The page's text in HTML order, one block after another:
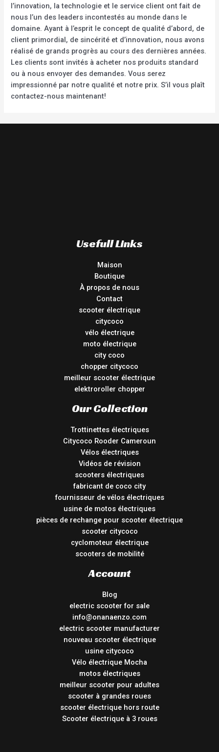
l’innovation, la technologie et le service client ont fait de
nous l’un des leaders incontestés au monde dans le
domaine. Ayant à l’esprit le concept de qualité d’abord, de
client primordial, de sincérité et d’innovation, nous avons
réalisé de grands progrès au cours des dernières années.
Les clients sont invités à acheter nos produits standard
ou à nous envoyer des demandes. Vous serez
impressionné par notre qualité et notre prix. S’il vous plaît
contactez-nous maintenant!
Usefull Links
Maison
Boutique
À propos de nous
Contact
scooter électrique
citycoco
vélo électrique
moto électrique
city coco
chopper citycoco
meilleur scooter électrique
elektroroller chopper
Our Collection
Trottinettes électriques
Citycoco Rooder Cameroun
Vélos électriques
Vidéos de révision
scooters électriques
fabricant de coco city
fournisseur de vélos électriques
usine de motos électriques
pièces de rechange pour scooter électrique
scooter citycoco
cyclomoteur électrique
scooters de mobilité
Account
Blog
electric scooter for sale
info@onanaenzo.com
electric scooter manufacturer
nouveau scooter électrique
usine citycoco
Vélo électrique Mocha
motos électriques
meilleur scooter pour adultes
scooter à grandes roues
scooter électrique hors route
Scooter électrique à 3 roues